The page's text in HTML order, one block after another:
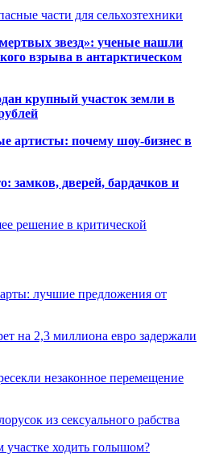
части для сельхозтехники
звезд»: ученые нашли
взрыва в антарктическом
крупный участок земли в
артисты: почему шоу-бизнес в
замков, дверей, бардачков и
решение в критической
лучшие предложения от
на 2,3 миллиона евро задержали
незаконное перемещение
из сексуального рабства
ходить голышом?